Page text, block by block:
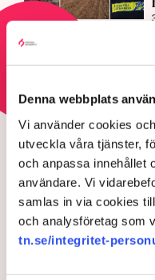
Denna webbplats
Vi använder cookies
utveckla våra tjänster,
och anpassa innehållet
användare. Vi
samlas in via cookies
och analysföretag som
tn.se/integritet-
HOTEN MOT
maskiner –
avvisa
på helt ny